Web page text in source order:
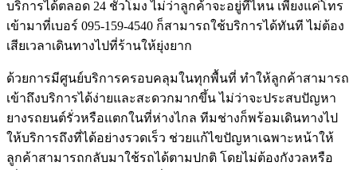
บริการได้ตลอด 24 ชั่วโมง ไม่ว่าลูกค้าจะอยู่ที่ไหน เพียงแค่โทร
เข้ามาที่เบอร์ 095-159-4540 ก็สามารถใช้บริการได้ทันที ไม่ต้อง
เสียเวลาเดินทางไปที่ร้านให้ยุ่งยาก
ด้วยการมีศูนย์บริการครอบคลุมในทุกพื้นที่ ทำให้ลูกค้าสามารถ
เข้าถึงบริการได้ง่ายและสะดวกมากขึ้น ไม่ว่าจะประสบปัญหา
ยางรถยนต์รั่วหรือแตกในที่ห่างไกล ทีมช่างก็พร้อมเดินทางไป
ให้บริการถึงที่ได้อย่างรวดเร็ว ช่วยแก้ไขปัญหาเฉพาะหน้าให้
ลูกค้าสามารถกลับมาใช้รถได้ตามปกติ โดยไม่ต้องกังวลหรือ